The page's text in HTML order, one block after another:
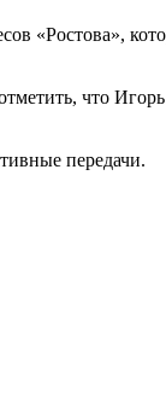
«Ростова»,
что
передачи.